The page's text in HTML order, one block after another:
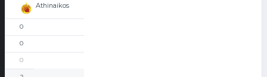
Athinaikos
0
0
0